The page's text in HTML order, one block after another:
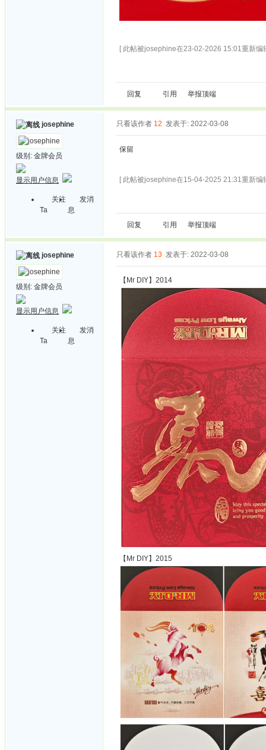
[ 此帖被josephine在23-02-2026 15:01重新编
回复 引用 举报顶端
josephine
级别: 金牌会员
显示用户信息
关注
Ta
发消
息
只看该作者 12 发表于: 2022-03-08
保留
[ 此帖被josephine在15-04-2025 21:31重新编
回复 引用 举报顶端
josephine
级别: 金牌会员
显示用户信息
关注
Ta
发消
息
只看该作者 13 发表于: 2022-03-08
【Mr DIY】2014
【Mr DIY】2015